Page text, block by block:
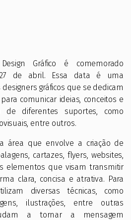
Gráfico é comemorado
de abril. Essa data é uma
gráficos que se dedicam
comunicar ideias, conceitos e
de diferentes suportes, como
entre outros.
área que envolve a criação de
cartazes, flyers, websites,
elementos que visam transmitir
clara, concisa e atrativa. Para
diversas técnicas, como
ilustrações, entre outras
a tornar a mensagem